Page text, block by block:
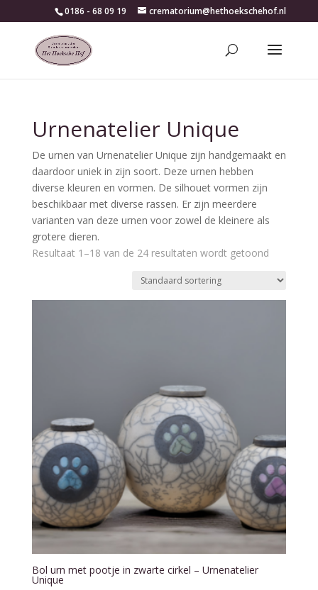
0186 - 68 09 19 crematorium@hethoekschehof.nl
Urnenatelier Unique
De urnen van Urnenatelier Unique zijn handgemaakt en
daardoor uniek in zijn soort. Deze urnen hebben
diverse kleuren en vormen. De silhouet vormen zijn
beschikbaar met diverse rassen. Er zijn meerdere
varianten van deze urnen voor zowel de kleinere als
grotere dieren.
Resultaat 1–18 van de 24 resultaten wordt getoond
Bol urn met pootje in zwarte cirkel – Urnenatelier
Unique